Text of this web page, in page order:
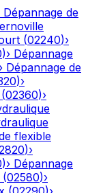
Dépannage de
(02240)›
)› Dépannage
› Dépannage de
)›
(02360)›
flexible
)›
)› Dépannage
(02580)›